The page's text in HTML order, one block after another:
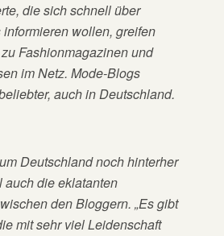
die sich schnell über
wollen, greifen
Fashionmagazinen und
im Netz. Mode-Blogs
auch in Deutschland.
Deutschland noch hinterher
auch die eklatanten
den Bloggern. „Es gibt
mit sehr viel Leidenschaft